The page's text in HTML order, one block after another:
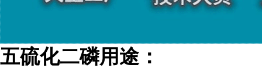
五硫化二磷用途：